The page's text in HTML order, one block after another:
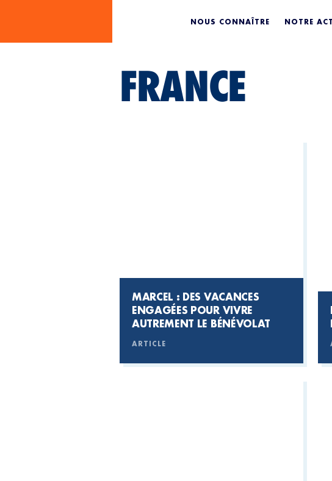
NOUS CONNAÎTRE NOTRE
FRANCE
MARCEL : DES VACANCES
ENGAGÉES POUR VIVRE
AUTREMENT LE BÉNÉVOLAT
ARTICLE